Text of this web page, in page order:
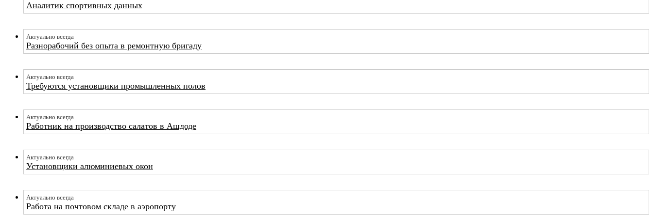
Аналитик спортивных данных
Актуально всегда
Разнорабочий без опыта в ремонтную бригаду
Актуально всегда
Требуются установщики промышленных полов
Актуально всегда
Работник на производство салатов в Ашдоде
Актуально всегда
Установщики алюминиевых окон
Актуально всегда
Работа на почтовом складе в аэропорту